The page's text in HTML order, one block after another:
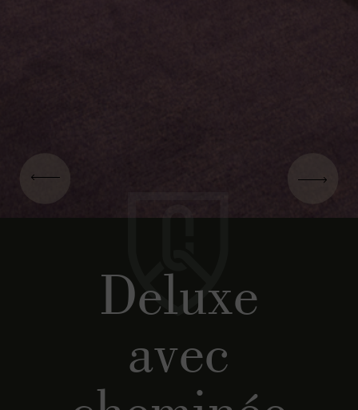
Deluxe
avec